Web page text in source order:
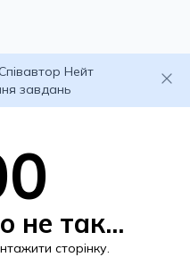
Співавтор Нейт
завдань
не так...
сторінку.